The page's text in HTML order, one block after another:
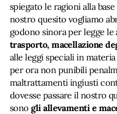
spiegato le ragioni alla
nostro quesito vogliamo
godono sinora per legge le
trasporto, macellazione
alle leggi speciali in
per ora non punibili
maltrattamenti ingiusti
dovesse passare il nostro
sono gli allevamenti e